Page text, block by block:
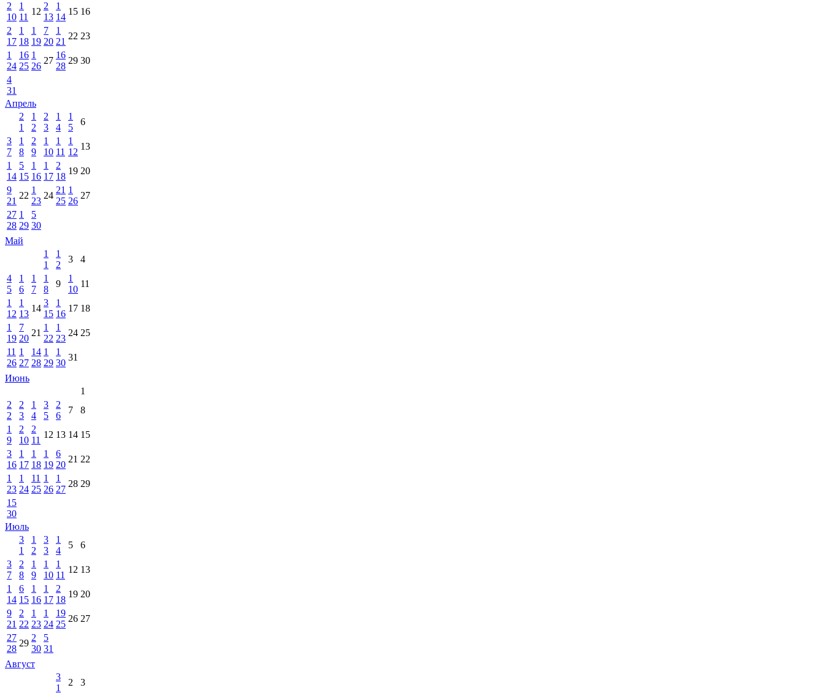
2
10
1
11
12
2
13
1
14
15 16
2
17
1
18
1
19
7
20
1
21
22 23
1
24
16
25
1
26
27
16
28
29 30
4
31
Апрель
2
1
1
2
2
3
1
4
1
5
6
3
7
1
8
2
9
1
10
1
11
1
12
13
1
14
5
15
1
16
1
17
2
18
19 20
9
21
22
1
23
24
21
25
1
26
27
27
28
1
29
5
30
Май
1
1
1
2
3
4
4
5
1
6
1
7
1
8
9
1
10
11
1
12
1
13
14
3
15
1
16
17 18
1
19
7
20
21
1
22
1
23
24 25
11
26
1
27
14
28
1
29
1
30
31
Июнь
1
2
2
2
3
1
4
3
5
2
6
7
8
1
9
2
10
2
11
12 13 14 15
3
16
1
17
1
18
1
19
6
20
21 22
1
23
1
24
11
25
1
26
1
27
28 29
15
30
Июль
3
1
1
2
3
3
1
4
5
6
3
7
2
8
1
9
1
10
1
11
12 13
1
14
6
15
1
16
1
17
2
18
19 20
9
21
2
22
1
23
1
24
19
25
26 27
27
28
29
2
30
5
31
Август
3
1
2 3